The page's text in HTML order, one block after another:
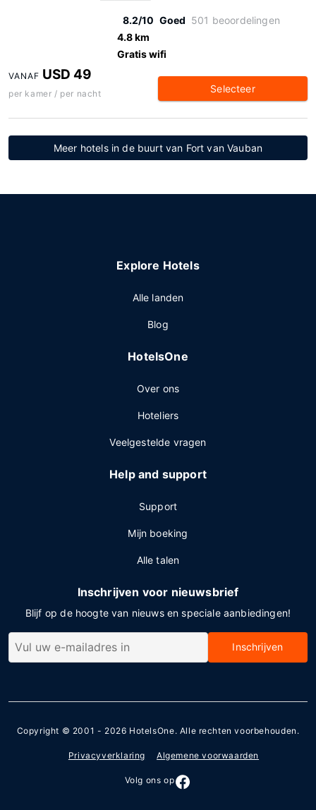
8.2/10 Goed 501 beoordelingen
4.8 km
Gratis wifi
VANAF USD 49
per kamer / per nacht Selecteer
Meer hotels in de buurt van Fort van Vauban
Explore Hotels
Alle landen
Blog
HotelsOne
Over ons
Hoteliers
Veelgestelde vragen
Help and support
Support
Mijn boeking
Alle talen
Inschrijven voor nieuwsbrief
Blijf op de hoogte van nieuws en speciale aanbiedingen!
Inschrijven
Copyright © 2001 - 2026 HotelsOne. Alle rechten voorbehouden.
Privacyverklaring Algemene voorwaarden
Volg ons op